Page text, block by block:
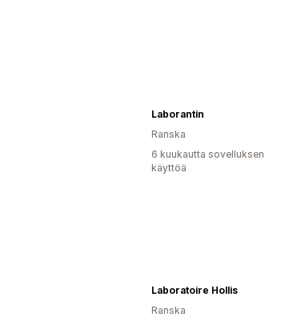
Laborantin
Ranska
6 kuukautta sovelluksen
käyttöä
Laboratoire Hollis
Ranska